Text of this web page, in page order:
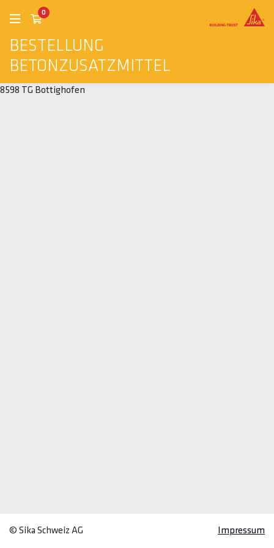
BESTELLUNG
BETONZUSATZMITTEL
0
8598 TG Bottighofen
© Sika Schweiz AG Impressum